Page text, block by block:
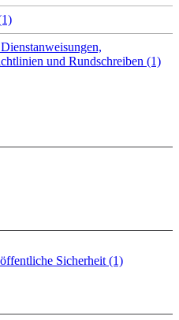
und Rundschreiben (1)
Sicherheit (1)